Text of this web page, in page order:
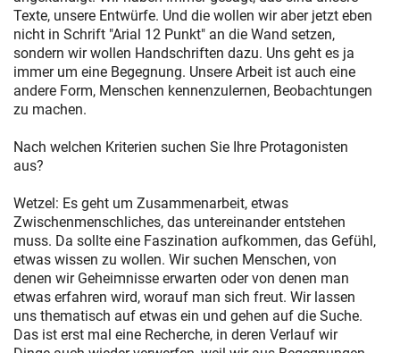
Texte, unsere Entwürfe. Und die wollen wir aber jetzt eben
nicht in Schrift "Arial 12 Punkt" an die Wand setzen,
sondern wir wollen Handschriften dazu. Uns geht es ja
immer um eine Begegnung. Unsere Arbeit ist auch eine
andere Form, Menschen kennenzulernen, Beobachtungen
zu machen.
Nach welchen Kriterien suchen Sie Ihre Protagonisten
aus?
Wetzel: Es geht um Zusammenarbeit, etwas
Zwischenmenschliches, das untereinander entstehen
muss. Da sollte eine Faszination aufkommen, das Gefühl,
etwas wissen zu wollen. Wir suchen Menschen, von
denen wir Geheimnisse erwarten oder von denen man
etwas erfahren wird, worauf man sich freut. Wir lassen
uns thematisch auf etwas ein und gehen auf die Suche.
Das ist erst mal eine Recherche, in deren Verlauf wir